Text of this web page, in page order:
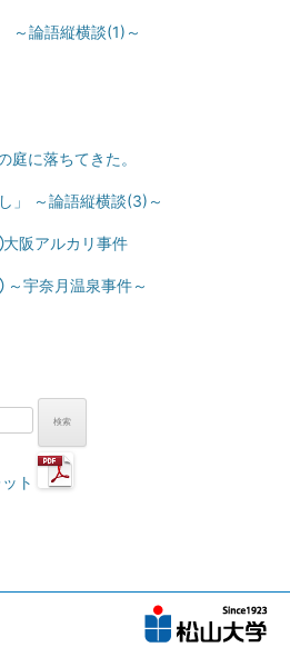
～論語縦横談(1)～
庭に落ちてきた。
」 ～論語縦横談(3)～
阪アルカリ事件
宇奈月温泉事件～
ト